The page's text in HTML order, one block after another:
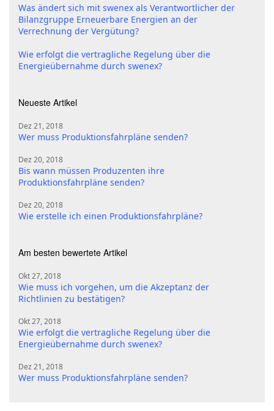
Was ändert sich mit swenex als Verantwortlicher der
Bilanzgruppe Erneuerbare Energien an der
Verrechnung der Vergütung?
Wie erfolgt die vertragliche Regelung über die
Energieübernahme durch swenex?
Neueste Artikel
Dez 21, 2018
Wer muss Produktionsfahrpläne senden?
Dez 20, 2018
Bis wann müssen Produzenten ihre
Produktionsfahrpläne senden?
Dez 20, 2018
Wie erstelle ich einen Produktionsfahrpläne?
Am besten bewertete Artikel
Okt 27, 2018
Wie muss ich vorgehen, um die Akzeptanz der
Richtlinien zu bestätigen?
Okt 27, 2018
Wie erfolgt die vertragliche Regelung über die
Energieübernahme durch swenex?
Dez 21, 2018
Wer muss Produktionsfahrpläne senden?